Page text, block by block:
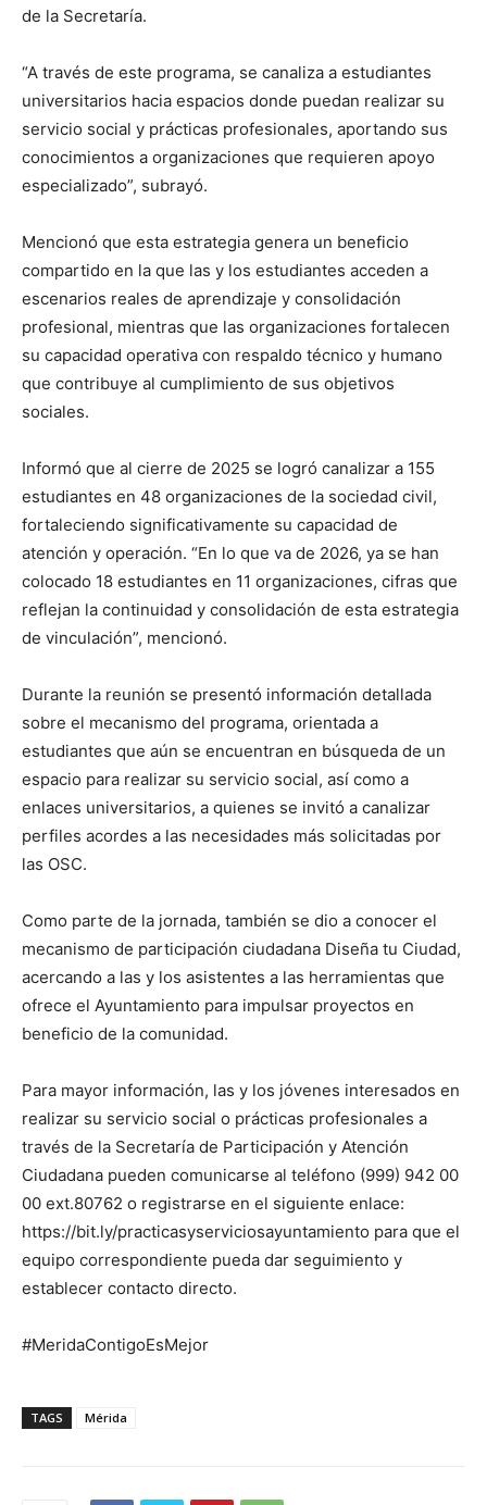
de la Secretaría.
“A través de este programa, se canaliza a estudiantes
universitarios hacia espacios donde puedan realizar su
servicio social y prácticas profesionales, aportando sus
conocimientos a organizaciones que requieren apoyo
especializado”, subrayó.
Mencionó que esta estrategia genera un beneficio
compartido en la que las y los estudiantes acceden a
escenarios reales de aprendizaje y consolidación
profesional, mientras que las organizaciones fortalecen
su capacidad operativa con respaldo técnico y humano
que contribuye al cumplimiento de sus objetivos
sociales.
Informó que al cierre de 2025 se logró canalizar a 155
estudiantes en 48 organizaciones de la sociedad civil,
fortaleciendo significativamente su capacidad de
atención y operación. “En lo que va de 2026, ya se han
colocado 18 estudiantes en 11 organizaciones, cifras que
reflejan la continuidad y consolidación de esta estrategia
de vinculación”, mencionó.
Durante la reunión se presentó información detallada
sobre el mecanismo del programa, orientada a
estudiantes que aún se encuentran en búsqueda de un
espacio para realizar su servicio social, así como a
enlaces universitarios, a quienes se invitó a canalizar
perfiles acordes a las necesidades más solicitadas por
las OSC.
Como parte de la jornada, también se dio a conocer el
mecanismo de participación ciudadana Diseña tu Ciudad,
acercando a las y los asistentes a las herramientas que
ofrece el Ayuntamiento para impulsar proyectos en
beneficio de la comunidad.
Para mayor información, las y los jóvenes interesados en
realizar su servicio social o prácticas profesionales a
través de la Secretaría de Participación y Atención
Ciudadana pueden comunicarse al teléfono (999) 942 00
00 ext.80762 o registrarse en el siguiente enlace:
https://bit.ly/practicasyserviciosayuntamiento para que el
equipo correspondiente pueda dar seguimiento y
establecer contacto directo.
#MeridaContigoEsMejor
TAGS Mérida